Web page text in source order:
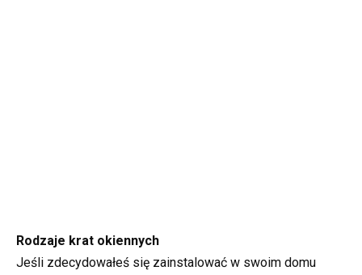
Rodzaje krat okiennych
Jeśli zdecydowałeś się zainstalować w swoim domu